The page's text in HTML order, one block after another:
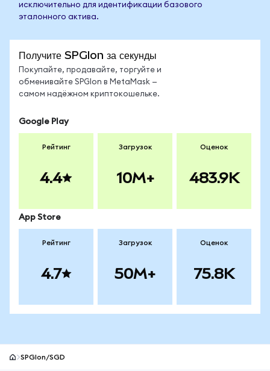
исключительно для идентификации базового
эталонного актива.
Получите SPGIon за секунды
Покупайте, продавайте, торгуйте и
обменивайте SPGIon в MetaMask —
самом надёжном криптокошельке.
Google Play
Рейтинг
4.4
Загрузок
10M+
Оценок
483.9K
App Store
Рейтинг
4.7
Загрузок
50M+
Оценок
75.8K
SPGIon/SGD